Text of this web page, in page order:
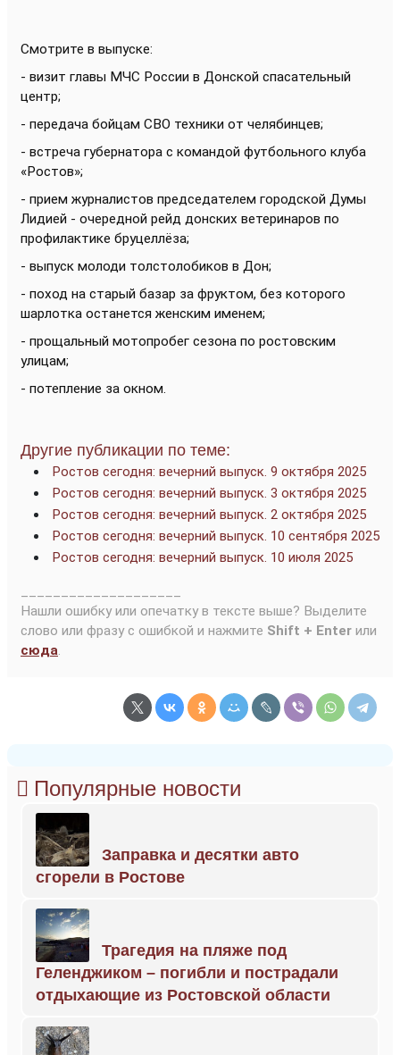
Смотрите в выпуске:
- визит главы МЧС России в Донской спасательный
центр;
- передача бойцам СВО техники от челябинцев;
- встреча губернатора с командой футбольного клуба
«Ростов»;
- прием журналистов председателем городской Думы
Лидией - очередной рейд донских ветеринаров по
профилактике бруцеллёза;
- выпуск молоди толстолобиков в Дон;
- поход на старый базар за фруктом, без которого
шарлотка останется женским именем;
- прощальный мотопробег сезона по ростовским
улицам;
- потепление за окном.
Другие публикации по теме:
Ростов сегодня: вечерний выпуск. 9 октября 2025
Ростов сегодня: вечерний выпуск. 3 октября 2025
Ростов сегодня: вечерний выпуск. 2 октября 2025
Ростов сегодня: вечерний выпуск. 10 сентября 2025
Ростов сегодня: вечерний выпуск. 10 июля 2025
Нашли ошибку или опечатку в тексте выше? Выделите
слово или фразу с ошибкой и нажмите Shift + Enter или
сюда.
Популярные новости
Заправка и десятки авто
сгорели в Ростове
Трагедия на пляже под
Геленджиком – погибли и пострадали
отдыхающие из Ростовской области